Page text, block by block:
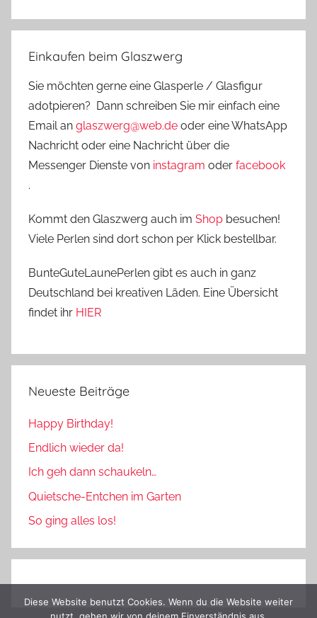
Einkaufen beim Glaszwerg
Sie möchten gerne eine Glasperle / Glasfigur
adotpieren? Dann schreiben Sie mir einfach eine
Email an glaszwerg@web.de oder eine WhatsApp
Nachricht oder eine Nachricht über die
Messenger Dienste von instagram oder facebook
.
Kommt den Glaszwerg auch im Shop besuchen!
Viele Perlen sind dort schon per Klick bestellbar.
BunteGuteLaunePerlen gibt es auch in ganz
Deutschland bei kreativen Läden. Eine Übersicht
findet ihr HIER
Neueste Beiträge
Happy Birthday!
Endlich wieder da!
Ich geh dann schaukeln…
Quietsche-Entchen im Garten
So ging alles los!
Diese Website benutzt Cookies. Wenn du die Website weiter